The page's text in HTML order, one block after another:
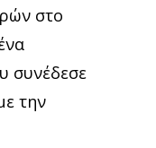
στο
συνέδεσε
την